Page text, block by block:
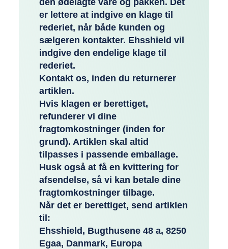
den ødelagte vare og pakken. Det
er lettere at indgive en klage til
rederiet, når både kunden og
sælgeren kontakter. Ehsshield vil
indgive den endelige klage til
rederiet.
Kontakt os, inden du returnerer
artiklen.
Hvis klagen er berettiget,
refunderer vi dine
fragtomkostninger (inden for
grund). Artiklen skal altid
tilpasses i passende emballage.
Husk også at få en kvittering for
afsendelse, så vi kan betale dine
fragtomkostninger tilbage.
Når det er berettiget, send artiklen
til:
Ehsshield, Bugthusene 48 a, 8250
Egaa, Danmark, Europa